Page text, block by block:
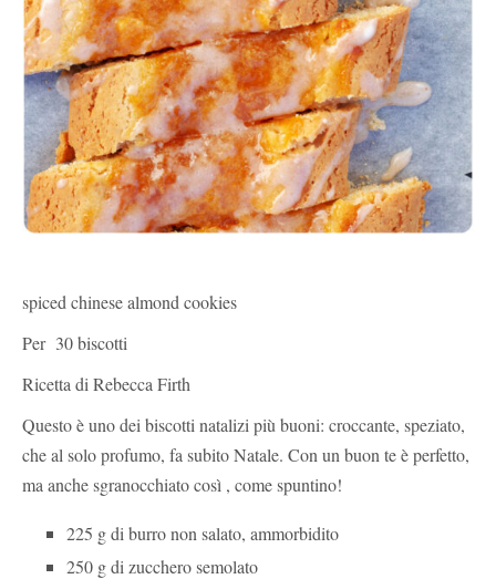
spiced chinese almond cookies
Per 30 biscotti
Ricetta di Rebecca Firth
Questo è uno dei biscotti natalizi più buoni: croccante, speziato,
che al solo profumo, fa subito Natale. Con un buon te è perfetto,
ma anche sgranocchiato così , come spuntino!
225 g di burro non salato, ammorbidito
250 g di zucchero semolato